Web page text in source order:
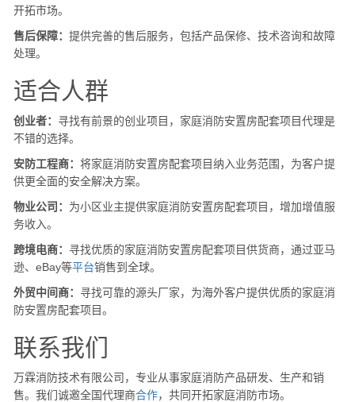
开拓市场。
售后保障： 提供完善的售后服务，包括产品保修、技术咨询和故障
处理。
适合人群
创业者： 寻找有前景的创业项目，家庭消防安置房配套项目代理是
不错的选择。
安防工程商： 将家庭消防安置房配套项目纳入业务范围，为客户提
供更全面的安全解决方案。
物业公司： 为小区业主提供家庭消防安置房配套项目，增加增值服
务收入。
跨境电商： 寻找优质的家庭消防安置房配套项目供货商，通过亚马
逊、eBay等平台销售到全球。
外贸中间商： 寻找可靠的源头厂家，为海外客户提供优质的家庭消
防安置房配套项目。
联系我们
万霖消防技术有限公司，专业从事家庭消防产品研发、生产和销
售。我们诚邀全国代理商合作，共同开拓家庭消防市场。